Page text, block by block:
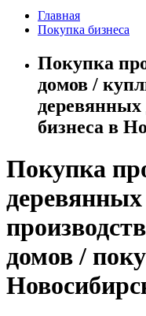
Главная
Покупка бизнеса
Покупка
домов /
бизнеса в
Покупка
домов /